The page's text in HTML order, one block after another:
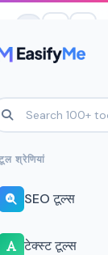
here for quick
श्रेणियां
SEO टूल्स
टेक्स्ट टूल्स
Kisi
हटाएं। कई